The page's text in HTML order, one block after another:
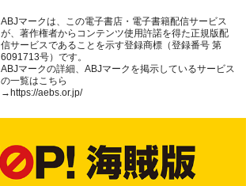
ABJマークは、この電子書店・電子書籍配信サービス
が、著作権者からコンテンツ使用許諾を得た正規版配
信サービスであることを示す登録商標（登録番号 第
6091713号）です。
ABJマークの詳細、ABJマークを掲示しているサービス
の一覧はこちら
→ https://aebs.or.jp/